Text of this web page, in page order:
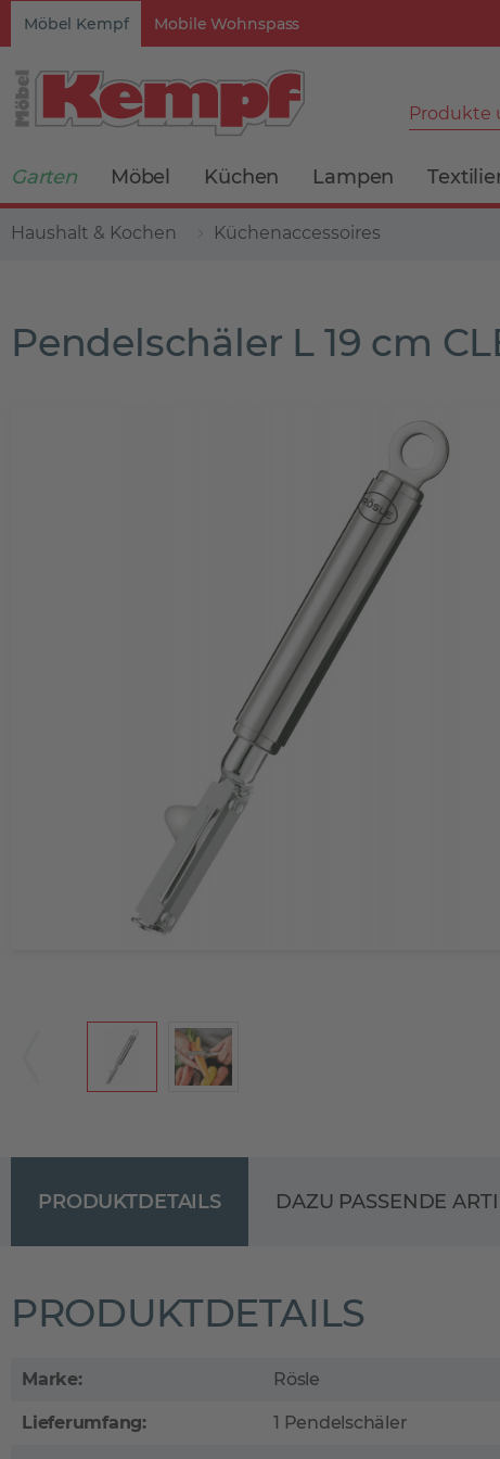
Möbel Kempf Mobile Wohnspass
Produkte
Garten Möbel Küchen Lampen
Haushalt & Kochen Küchenaccessoires
Pendelschäler L 19 cm
PRODUKTDETAILS
PRODUKTDETAILS
Marke: Rösle
Lieferumfang: 1 Pendelschäler
DAZU PASSENDE